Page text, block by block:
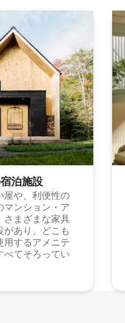
泊⁠施⁠設
屋や、利便性の
マンション・ア
さまざまな家具
があり、どこも
用するアメニテ
べてそろってい